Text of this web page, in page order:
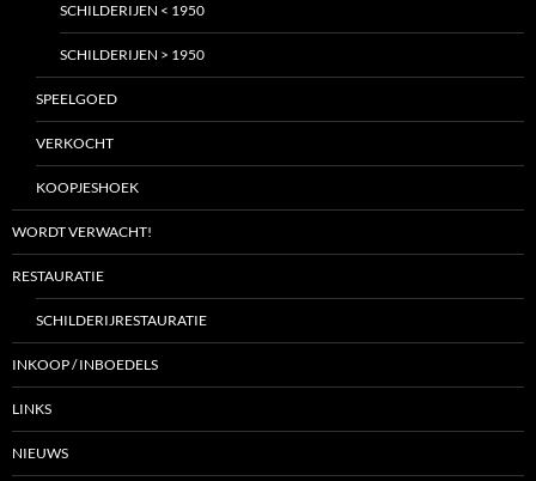
SCHILDERIJEN < 1950
SCHILDERIJEN > 1950
SPEELGOED
VERKOCHT
KOOPJESHOEK
WORDT VERWACHT!
RESTAURATIE
SCHILDERIJRESTAURATIE
INKOOP / INBOEDELS
LINKS
NIEUWS